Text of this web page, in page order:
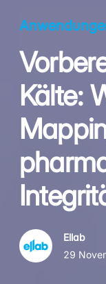
Kälte:
Ellab
29